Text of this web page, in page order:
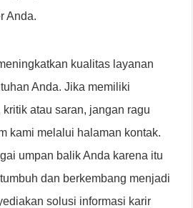
Anda.
kualitas layanan
Anda. Jika memiliki
atau saran, jangan ragu
kami melalui halaman kontak.
umpan balik Anda karena itu
dan berkembang menjadi
solusi informasi karir